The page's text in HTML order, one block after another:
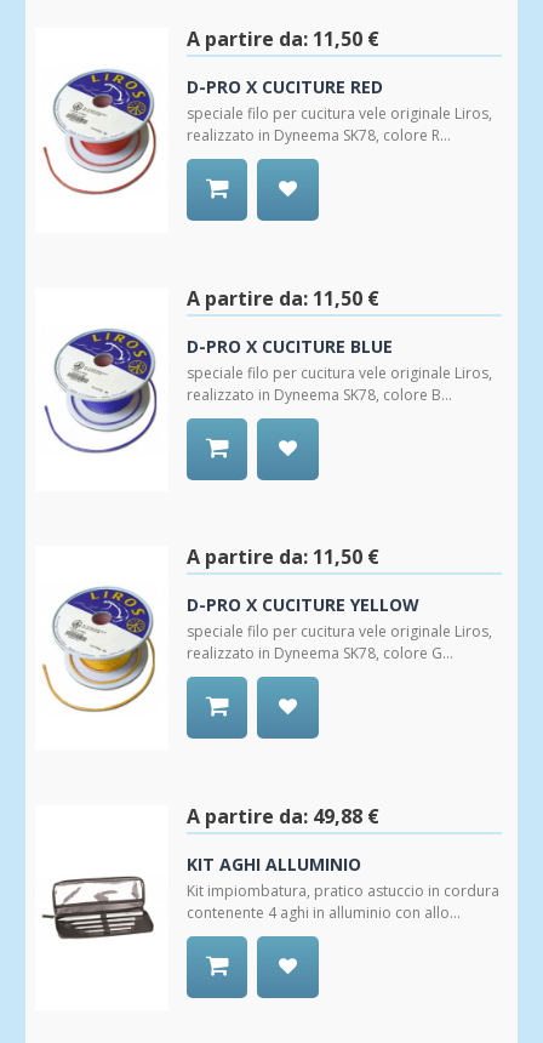
A partire da: 11,50 €
D-PRO X CUCITURE RED
speciale filo per cucitura vele originale Liros,
realizzato in Dyneema SK78, colore R...
A partire da: 11,50 €
D-PRO X CUCITURE BLUE
speciale filo per cucitura vele originale Liros,
realizzato in Dyneema SK78, colore B...
A partire da: 11,50 €
D-PRO X CUCITURE YELLOW
speciale filo per cucitura vele originale Liros,
realizzato in Dyneema SK78, colore G...
A partire da: 49,88 €
KIT AGHI ALLUMINIO
Kit impiombatura, pratico astuccio in cordura
contenente 4 aghi in alluminio con allo...